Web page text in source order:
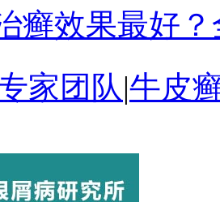
癣效果最好
家团队 |牛皮